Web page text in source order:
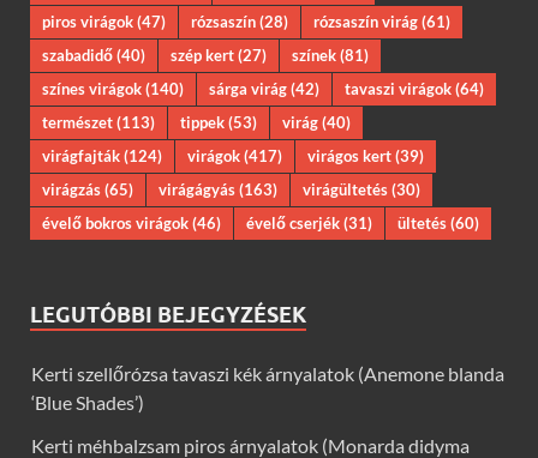
piros virágok(47) rózsaszín(28) rózsaszín virág(61)
szabadidő(40) szép kert(27) színek(81)
színes virágok(140) sárga virág(42) tavaszi virágok(64)
természet(113) tippek(53) virág(40)
virágfajták(124) virágok(417) virágos kert(39)
virágzás(65) virágágyás(163) virágültetés(30)
évelő bokros virágok(46) évelő cserjék(31) ültetés(60)
LEGUTÓBBI BEJEGYZÉSEK
Kerti szellőrózsa tavaszi kék árnyalatok (Anemone blanda
‘Blue Shades’)
Kerti méhbalzsam piros árnyalatok (Monarda didyma